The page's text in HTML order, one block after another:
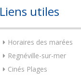
Liens utiles
Horaires des marées
Regnéville-sur-mer
Cinés Plages